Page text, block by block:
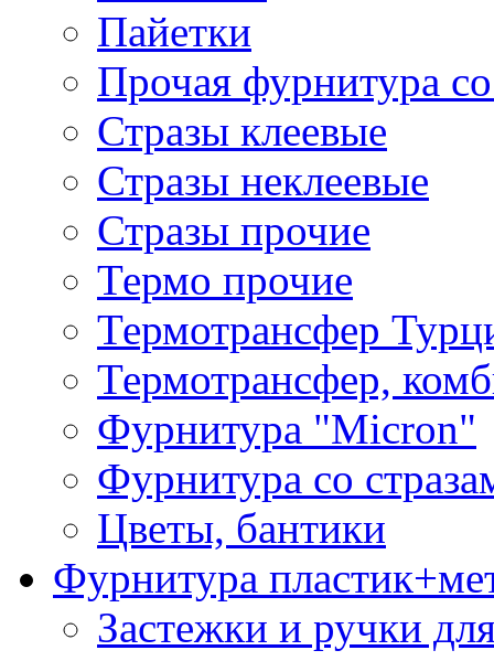
Пайетки
Прочая фурнитура
Стразы клеевые
Стразы неклеевые
Стразы прочие
Термо прочие
Термотрансфер
Термотрансфер,
Фурнитура "Micron"
Фурнитура со
Цветы, бантики
Фурнитура
Застежки и ручки